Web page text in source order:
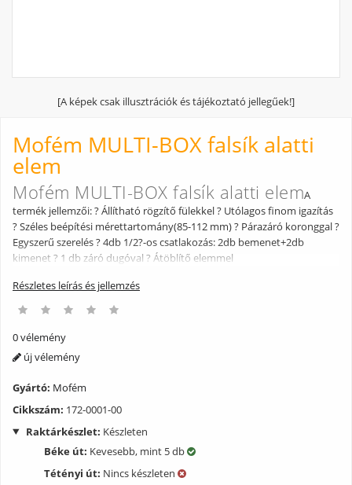
[A képek csak illusztrációk és tájékoztató jellegűek!]
Mofém MULTI-BOX falsík alatti
elem
Mofém MULTI-BOX falsík alatti elemA
termék jellemzői: ? Állítható rögzítő fülekkel ? Utólagos finom igazítás
? Széles beépítési mérettartomány(85-112 mm) ? Párazáró koronggal ?
Egyszerű szerelés ? 4db 1/2?-os csatlakozás: 2db bemenet+2db
kimenet ? 1 db záró dugóval ? Átöblítő elemmel
Részletes leírás és jellemzés
0 vélemény
új vélemény
Gyártó: Mofém
Cikkszám: 172-0001-00
Raktárkészlet: Készleten
Béke út: Kevesebb, mint 5 db
Tétényi út: Nincs készleten